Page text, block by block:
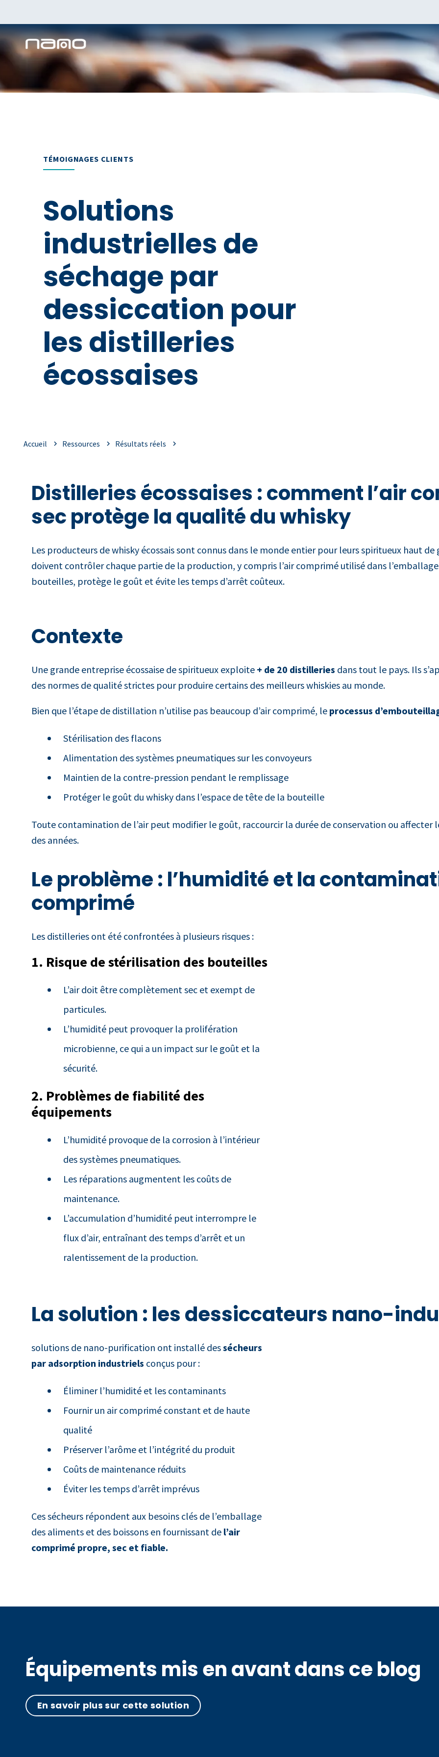
TÉMOIGNAGES CLIENTS
Solutions
industrielles de
séchage par
dessiccation pour
les distilleries
écossaises
Accueil Ressources Résultats réels
Distilleries écossaises : comment l’air
sec protège la qualité du whisky
Les producteurs de whisky écossais sont connus dans le monde entier pour leurs spiritueux haut
doivent contrôler chaque partie de la production, y compris l’air comprimé utilisé dans
bouteilles, protège le goût et évite les temps d’arrêt coûteux.
Contexte
Une grande entreprise écossaise de spiritueux exploite + de 20 distilleries dans tout le pays. Ils
des normes de qualité strictes pour produire certains des meilleurs whiskies au monde.
Bien que l’étape de distillation n’utilise pas beaucoup d’air comprimé, le processus
Stérilisation des flacons
Alimentation des systèmes pneumatiques sur les convoyeurs
Maintien de la contre-pression pendant le remplissage
Protéger le goût du whisky dans l’espace de tête de la bouteille
Toute contamination de l’air peut modifier le goût, raccourcir la durée de conservation ou
des années.
Le problème : l’humidité et la
comprimé
Les distilleries ont été confrontées à plusieurs risques :
1. Risque de stérilisation des bouteilles
L’air doit être complètement sec et exempt de
particules.
L’humidité peut provoquer la prolifération
microbienne, ce qui a un impact sur le goût et la
sécurité.
2. Problèmes de fiabilité des
équipements
L’humidité provoque de la corrosion à l’intérieur
des systèmes pneumatiques.
Les réparations augmentent les coûts de
maintenance.
L’accumulation d’humidité peut interrompre le
flux d’air, entraînant des temps d’arrêt et un
ralentissement de la production.
La solution : les dessiccateurs nano-
solutions de nano-purification ont installé dessécheurs
par adsorption industriels conçus pour :
Éliminer l’humidité et les contaminants
Fournir un air comprimé constant et de haute
qualité
Préserver l’arôme et l’intégrité du produit
Coûts de maintenance réduits
Éviter les temps d’arrêt imprévus
Ces sécheurs répondent aux besoins clés de l’emballage
des aliments et des boissons en fournissant de l’air
comprimé propre, sec et fiable.
Équipements mis en avant dans ce blog
En savoir plus sur cette solution